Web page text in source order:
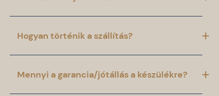
Hogyan történik a szállítás?
Mennyi a garancia/jótállás a készülékre?